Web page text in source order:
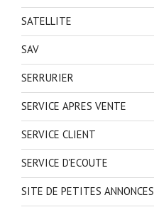
SATELLITE
SAV
SERRURIER
SERVICE APRES VENTE
SERVICE CLIENT
SERVICE D'ECOUTE
SITE DE PETITES ANNONCES